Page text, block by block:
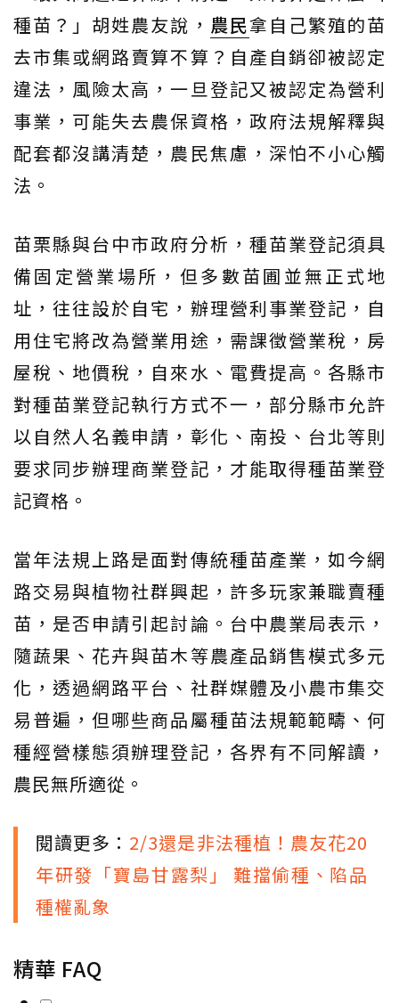
種苗？」胡姓農友說， 農民拿自己繁殖的苗
去市集或網路賣算不算？自產自銷卻被認定
違法，風險太高，一旦登記又被認定為營利
事業，可能失去農保資格，政府法規解釋與
配套都沒講清楚，農民焦慮，深怕不小心觸
法。
苗栗縣與台中市政府分析，種苗業登記須具
備固定營業場所，但多數苗圃並無正式地
址，往往設於自宅，辦理營利事業登記，自
用住宅將改為營業用途，需課徵營業稅，房
屋稅、地價稅，自來水、電費提高。各縣市
對種苗業登記執行方式不一，部分縣市允許
以自然人名義申請，彰化、南投、台北等則
要求同步辦理商業登記，才能取得種苗業登
記資格。
當年法規上路是面對傳統種苗產業，如今網
路交易與植物社群興起，許多玩家兼職賣種
苗，是否申請引起討論。台中農業局表示，
隨蔬果、花卉與苗木等農產品銷售模式多元
化，透過網路平台、社群媒體及小農市集交
易普遍，但哪些商品屬種苗法規範範疇、何
種經營樣態須辦理登記，各界有不同解讀，
農民無所適從。
閱讀更多： 2/3還是非法種植！農友花20
年研發「寶島甘露梨」 難擋偷種、陷品
種權亂象
精華 FAQ